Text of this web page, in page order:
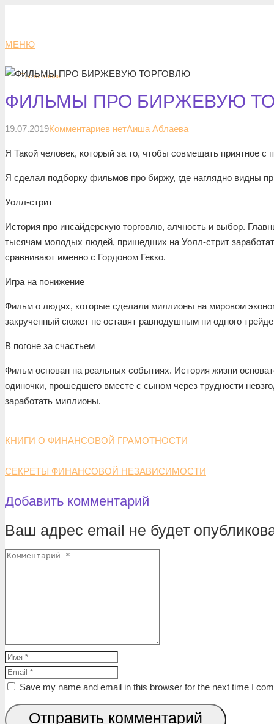
МЕНЮ
Презентация
ФИЛЬМЫ ПРО БИРЖЕВУЮ
19.07.2019Комментариев нетАиша Аблаева
Я Такой человек, который за то, чтобы совмещать приятное с
Я сделал подборку фильмов про биржу, где наглядно видны
Уолл-стрит
История про инсайдерскую торговлю, алчность и выбор.
тысячам молодых людей, пришедших на Уолл-стрит
сравнивают именно с Гордоном Гекко.
Игра на понижение
Фильм о людях, которые сделали миллионы на мировом
закрученный сюжет не оставят равнодушным ни одного
В погоне за счастьем
Фильм основан на реальных событиях. История жизни
одиночки, прошедшего вместе с сыном через трудности
заработать миллионы.
КНИГИ О ФИНАНСОВОЙ ГРАМОТНОСТИ
СЕКРЕТЫ ФИНАНСОВОЙ НЕЗАВИСИМОСТИ
Добавить комментарий
Ваш адрес email не будет
Save my name and email in this browser for the next time I
Отправить комментарий